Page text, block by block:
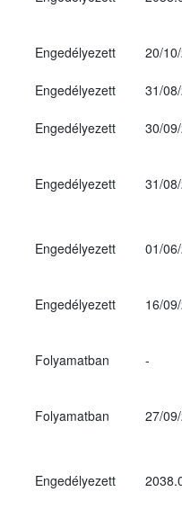
Engedélyezett
20/
Engedélyezett
31/
Engedélyezett
30/
Engedélyezett 31/
Engedélyezett 01/
Engedélyezett 16/
Folyamatban -
Folyamatban 27/
Engedélyezett